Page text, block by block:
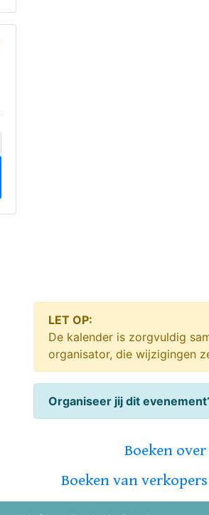
LET OP:
De kalender is zorgvuldig
organisator, die wijzigingen
Organiseer jij dit
Boeken
Boeken van